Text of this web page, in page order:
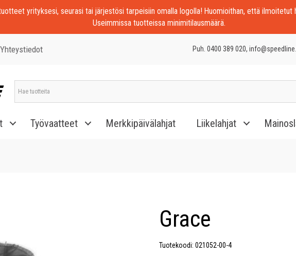
yrityksesi, seurasi tai järjestösi tarpeisiin omalla logolla! Huomioithan, että ilmoitetut
Useimmissa tuotteissa minimitilausmäärä.
Yhteystiedot Puh. 0400 389 020,
Työvaatteet Merkkipäivälahjat Liikelahjat
Grace
Tuotekoodi: 021052-00-4